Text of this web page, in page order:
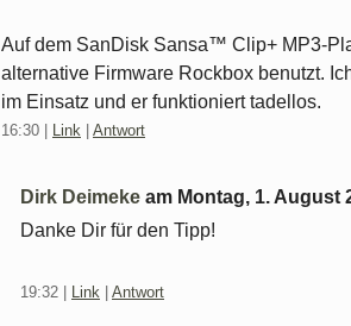
Auf dem SanDisk Sansa™ Clip+ MP3-
alternative Firmware Rockbox benutzt.
im Einsatz und er funktioniert tadellos.
16:30 Link Antwort
Dirk Deimeke am Montag, 1. August
Danke Dir für den Tipp!
19:32 Link Antwort